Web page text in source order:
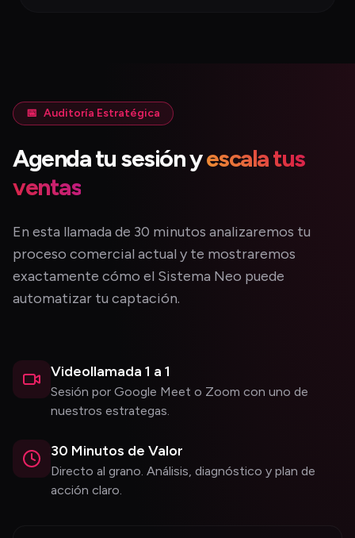
📅 Auditoría Estratégica
Agenda tu sesión yescala tus
ventas
En esta llamada de 30 minutos analizaremos tu
proceso comercial actual y te mostraremos
exactamente cómo el Sistema Neo puede
automatizar tu captación.
Videollamada 1 a 1
Sesión por Google Meet o Zoom con uno de
nuestros estrategas.
30 Minutos de Valor
Directo al grano. Análisis, diagnóstico y plan de
acción claro.